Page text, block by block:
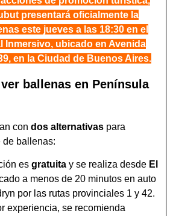
presentará oficialmente la
este jueves a las 18:30 en el
Inmersivo, ubicado en Avenida
en la Ciudad de Buenos Aires.
ballenas en Península
con dos alternativas para
de ballenas:
es gratuita y se realiza desde El
a menos de 20 minutos en auto
por las rutas provinciales 1 y 42.
experiencia, se recomienda